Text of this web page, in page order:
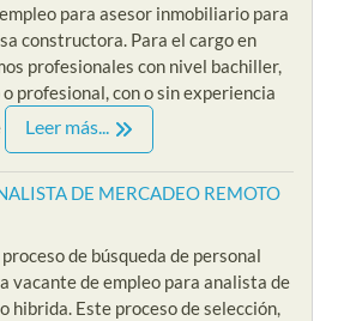
para asesor inmobiliario para
constructora. Para el cargo en
profesionales con nivel bachiller,
profesional, con o sin experiencia
Leer más...
DE MERCADEO REMOTO
de búsqueda de personal
vacante de empleo para analista de
hibrida. Este proceso de selección,